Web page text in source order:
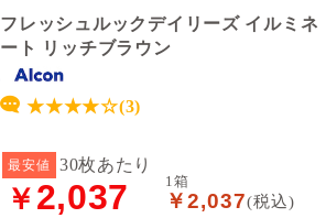
フレッシュルックデイリーズ イルミネ
ート リッチブラウン
★★★★☆(3)
最安値 30枚あたり
￥ 2,037 1箱
￥2,037(税込)